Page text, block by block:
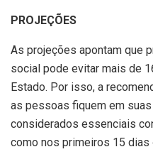
PROJEÇÕES
As projeções apontam que
social pode evitar mais de
Estado. Por isso, a
as pessoas fiquem em
considerados essenciais
como nos primeiros 15 dias